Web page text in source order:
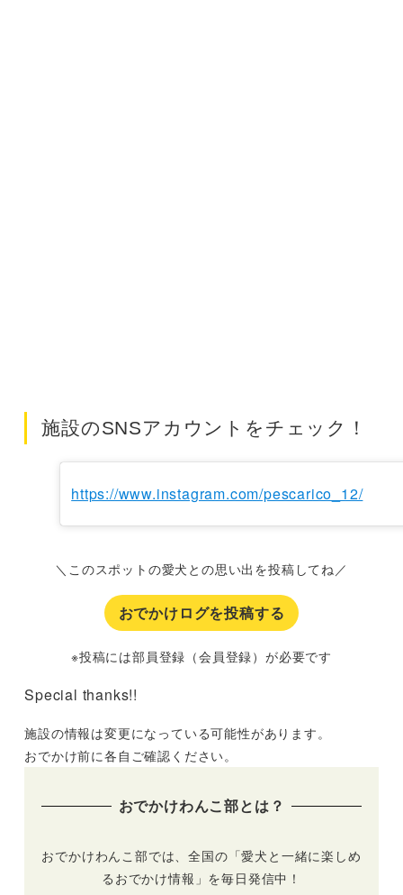
施設のSNSアカウントをチェック！
https://www.instagram.com/pescarico_12/
＼このスポットの愛犬との思い出を投稿してね／
おでかけログを投稿する
※投稿には部員登録（会員登録）が必要です
Special thanks!!
施設の情報は変更になっている可能性があります。
おでかけ前に各自ご確認ください。
おでかけわんこ部とは？
おでかけわんこ部では、全国の「愛犬と一緒に楽しめ
るおでかけ情報」を毎日発信中！